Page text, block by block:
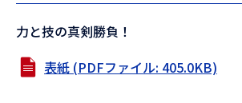
力と技の真剣勝負！
表紙 (PDFファイル: 405.0KB)